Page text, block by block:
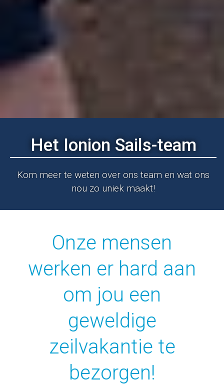
Het Ionion Sails-team
Kom meer te weten over ons team en wat ons
nou zo uniek maakt!
Onze mensen
werken er hard aan
om jou een
geweldige
zeilvakantie te
bezorgen!